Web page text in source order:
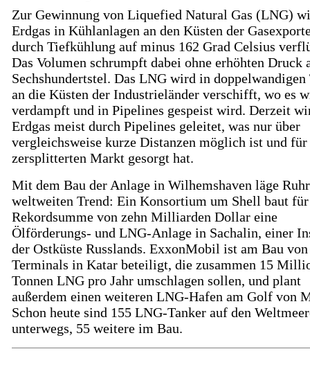
Zur Gewinnung von Liquefied Natural Gas (LNG)
Erdgas in Kühlanlagen an den Küsten der
durch Tiefkühlung auf minus 162 Grad Celsius
Das Volumen schrumpft dabei ohne erhöhten Druck
Sechshundertstel. Das LNG wird in doppelwandigen
an die Küsten der Industrieländer verschifft, wo es
verdampft und in Pipelines gespeist wird. Derzeit
Erdgas meist durch Pipelines geleitet, was nur über
vergleichsweise kurze Distanzen möglich ist und für
zersplitterten Markt gesorgt hat.
Mit dem Bau der Anlage in Wilhemshaven läge
weltweiten Trend: Ein Konsortium um Shell baut
Rekordsumme von zehn Milliarden Dollar eine
Ölförderungs- und LNG-Anlage in Sachalin, einer
der Ostküste Russlands. ExxonMobil ist am Bau
Terminals in Katar beteiligt, die zusammen 15
Tonnen LNG pro Jahr umschlagen sollen, und plant
außerdem einen weiteren LNG-Hafen am Golf von
Schon heute sind 155 LNG-Tanker auf den
unterwegs, 55 weitere im Bau.